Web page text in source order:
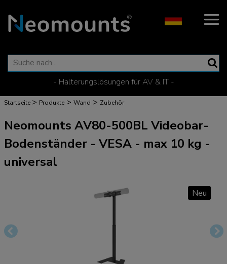
- Halterungslösungen für AV & IT -
Startseite > Produkte > Wand > Zubehör
Neomounts AV80-500BL Videobar-
Bodenständer - VESA - max 10 kg -
universal
Neu